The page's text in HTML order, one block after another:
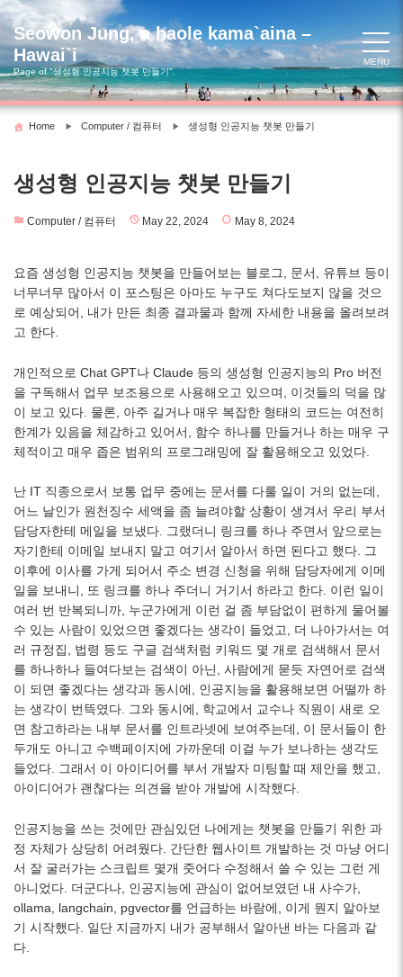
Skip
to
content
Seowon Jung, a haole kama`aina –
Hawai`i
Page of "생성형 인공지능 챗봇 만들기".
MENU
Home Computer / 컴퓨터 생성형 인공지능 챗봇 만들기
생성형 인공지능 챗봇 만들기
Computer / 컴퓨터 May 22, 2024 May 8, 2024
요즘 생성형 인공지능 챗봇을 만들어보는 블로그, 문서, 유튜브 등이
너무너무 많아서 이 포스팅은 아마도 누구도 쳐다도보지 않을 것으
로 예상되어, 내가 만든 최종 결과물과 함께 자세한 내용을 올려보려
고 한다.
개인적으로 Chat GPT나 Claude 등의 생성형 인공지능의 Pro 버전
을 구독해서 업무 보조용으로 사용해오고 있으며, 이것들의 덕을 많
이 보고 있다. 물론, 아주 길거나 매우 복잡한 형태의 코드는 여전히
한계가 있음을 체감하고 있어서, 함수 하나를 만들거나 하는 매우 구
체적이고 매우 좁은 범위의 프로그래밍에 잘 활용해오고 있었다.
난 IT 직종으로서 보통 업무 중에는 문서를 다룰 일이 거의 없는데,
어느 날인가 원천징수 세액을 좀 늘려야할 상황이 생겨서 우리 부서
담당자한테 메일을 보냈다. 그랬더니 링크를 하나 주면서 앞으로는
자기한테 이메일 보내지 말고 여기서 알아서 하면 된다고 했다. 그
이후에 이사를 가게 되어서 주소 변경 신청을 위해 담당자에게 이메
일을 보내니, 또 링크를 하나 주더니 거기서 하라고 한다. 이런 일이
여러 번 반복되니까, 누군가에게 이런 걸 좀 부담없이 편하게 물어볼
수 있는 사람이 있었으면 좋겠다는 생각이 들었고, 더 나아가서는 여
러 규정집, 법령 등도 구글 검색처럼 키워드 몇 개로 검색해서 문서
를 하나하나 들여다보는 검색이 아닌, 사람에게 묻듯 자연어로 검색
이 되면 좋겠다는 생각과 동시에, 인공지능을 활용해보면 어떨까 하
는 생각이 번뜩였다. 그와 동시에, 학교에서 교수나 직원이 새로 오
면 참고하라는 내부 문서를 인트라넷에 보여주는데, 이 문서들이 한
두개도 아니고 수백페이지에 가까운데 이걸 누가 보나하는 생각도
들었다. 그래서 이 아이디어를 부서 개발자 미팅할 때 제안을 했고,
아이디어가 괜찮다는 의견을 받아 개발에 시작했다.
인공지능을 쓰는 것에만 관심있던 나에게는 챗봇을 만들기 위한 과
정 자체가 상당히 어려웠다. 간단한 웹사이트 개발하는 것 마냥 어디
서 잘 굴러가는 스크립트 몇개 줏어다 수정해서 쓸 수 있는 그런 게
아니었다. 더군다나, 인공지능에 관심이 없어보였던 내 사수가,
ollama, langchain, pgvector를 언급하는 바람에, 이게 뭔지 알아보
기 시작했다. 일단 지금까지 내가 공부해서 알아낸 바는 다음과 같
다.